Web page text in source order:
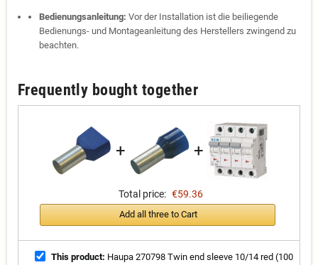
Bedienungsanleitung: Vor der Installation ist die beiliegende
Bedienungs- und Montageanleitung des Herstellers zwingend zu
beachten.
Frequently bought together
+ +
Total price: €59.36
Add all three to Cart
This product: Haupa 270798 Twin end sleeve 10/14 red (100